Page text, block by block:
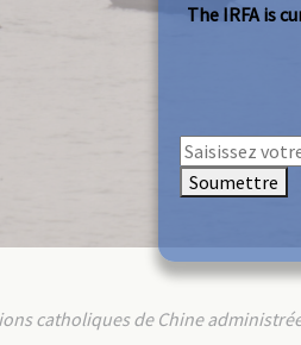
catholiques de Chine
The IRFA is
Soumettre